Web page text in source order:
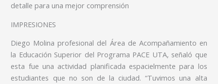
detalle para una mejor comprensión
IMPRESIONES
Diego Molina profesional del Área de Acompañamiento en
la Educación Superior del Programa PACE UTA, señaló que
esta fue una actividad planificada espacielmente para los
estudiantes que no son de la ciudad. “Tuvimos una alta